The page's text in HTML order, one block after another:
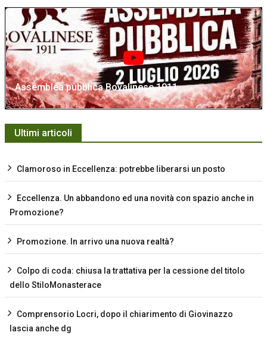
Assemblea pubblica Bovalinese 1911
Ultimi articoli
Clamoroso in Eccellenza: potrebbe liberarsi un posto
Eccellenza. Un abbandono ed una novità con spazio anche in
Promozione?
Promozione. In arrivo una nuova realtà?
Colpo di coda: chiusa la trattativa per la cessione del titolo
dello StiloMonasterace
Comprensorio Locri, dopo il chiarimento di Giovinazzo
lascia anche dg